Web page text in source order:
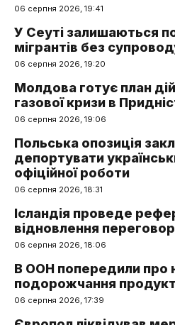
06 серпня 2026, 19:41
У Сеуті залишаються
мігрантів без
06 серпня 2026, 19:20
Молдова готує план
газової кризи в
06 серпня 2026, 19:06
Польська опозиція
депортувати
офіційної роботи
06 серпня 2026, 18:31
Ісландія проведе
відновлення
06 серпня 2026, 18:06
В ООН попередили про
подорожчання
06 серпня 2026, 17:39